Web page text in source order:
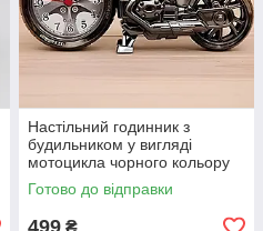
Настільний годинник з
будильником у вигляді
мотоцикла чорного кольору
— інтер'єрний годинник-Байк
RESTEQ 22,5×12,5 см
Готово до відправки
499 ₴